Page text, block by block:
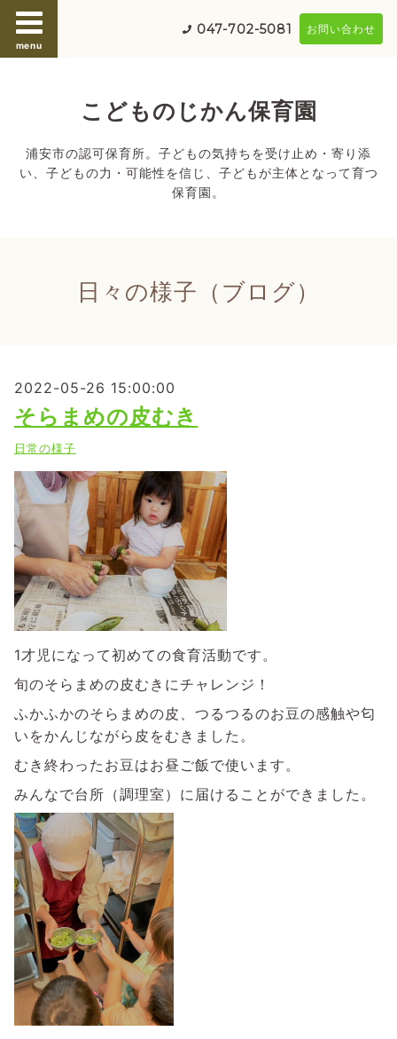
menu
047-702-5081 お問い合わせ
こどものじかん保育園
浦安市の認可保育所。子どもの気持ちを受け止め・寄り添
い、子どもの力・可能性を信じ、子どもが主体となって育つ
保育園。
日々の様子（ブログ）
2022-05-26 15:00:00
そらまめの皮むき
日常の様子
1才児になって初めての食育活動です。
旬のそらまめの皮むきにチャレンジ！
ふかふかのそらまめの皮、つるつるのお豆の感触や匂
いをかんじながら皮をむきました。
むき終わったお豆はお昼ご飯で使います。
みんなで台所（調理室）に届けることができました。